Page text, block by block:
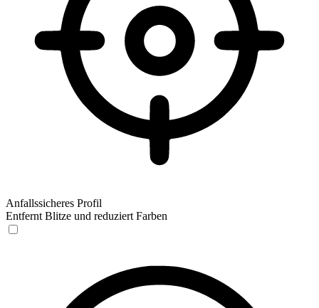
Anfallssicheres Profil
Entfernt Blitze und reduziert Farben